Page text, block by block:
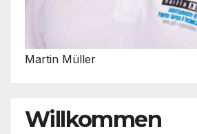
Martin Müller
Willkommen